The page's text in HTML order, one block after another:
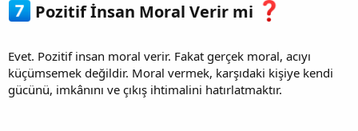
Pozitif İnsan Moral Verir mi
Evet. Pozitif insan moral verir. Fakat gerçek moral, acıyı
küçümsemek değildir. Moral vermek, karşıdaki kişiye kendi
gücünü, imkânını ve çıkış ihtimalini hatırlatmaktır.